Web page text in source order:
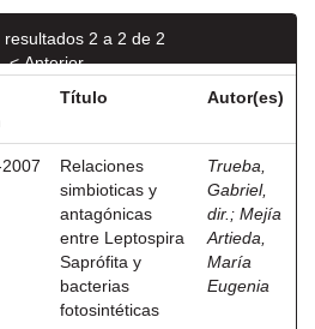
resultados 2 a 2 de 2
< Anterior
Título Autor(es)
Relaciones
simbioticas y
antagónicas
entre Leptospira
Saprófita y
bacterias
fotosintéticas
Trueba,
Gabriel,
dir. ; Mejía
Artieda,
María
Eugenia